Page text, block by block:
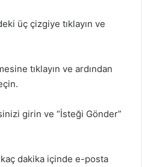
üç çizgiye tıklayın ve
tıklayın ve ardından
girin ve “İsteği Gönder”
dakika içinde e-posta